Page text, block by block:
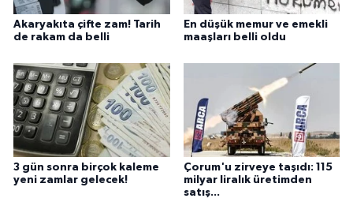
Akaryakıta çifte zam! Tarih
de rakam da belli
En düşük memur ve emekli
maaşları belli oldu
3 gün sonra birçok kaleme
yeni zamlar gelecek!
Çorum'u zirveye taşıdı: 115
milyar liralık üretimden
satış...